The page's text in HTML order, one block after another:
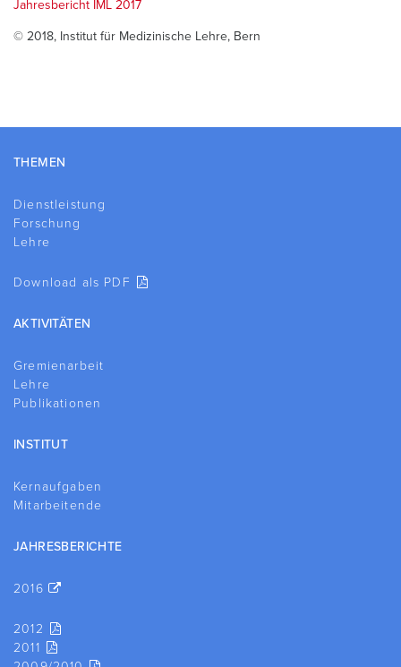
Jahresbericht IML 2017
© 2018, Institut für Medizinische Lehre, Bern
Footer
THEMEN
Dienstleistung
Forschung
Lehre
Download als PDF
AKTIVITÄTEN
Gremienarbeit
Lehre
Publikationen
INSTITUT
Kernaufgaben
Mitarbeitende
JAHRESBERICHTE
2016
2012
2011